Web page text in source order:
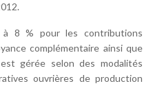
8 % pour les contributions
complémentaire ainsi que
gérée selon des modalités
ouvrières de production